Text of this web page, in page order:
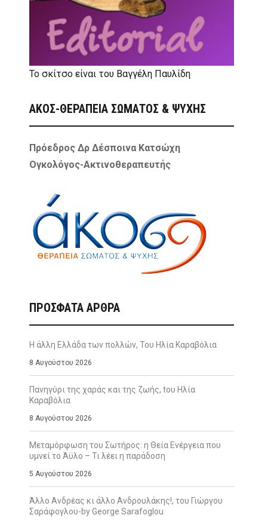
Το σκίτσο είναι του Βαγγέλη Παυλίδη
ΑΚΟΣ-ΘΕΡΑΠΕΙΑ ΣΩΜΑΤΟΣ & ΨΥΧΗΣ
Πρόεδρος Δρ Δέσποινα Κατσώχη
Ογκολόγος-Ακτινοθεραπευτής
ΠΡΌΣΦΑΤΑ ΆΡΘΡΑ
Η άλλη Ελλάδα των πολλών, Του Ηλία Καραβόλια
8 Αυγούστου 2026
Πανηγύρι της χαράς και της ζωής, tου Ηλία
Καραβόλια
8 Αυγούστου 2026
Μεταμόρφωση του Σωτήρος: η Θεία Ενέργεια που
υμνεί το Άϋλο – Τι λέει η παράδοση
5 Αυγούστου 2026
Άλλο Ανδρέας κι άλλο Ανδρουλάκης!, του Γιώργου
Σαράφογλου-by George Sarafoglou